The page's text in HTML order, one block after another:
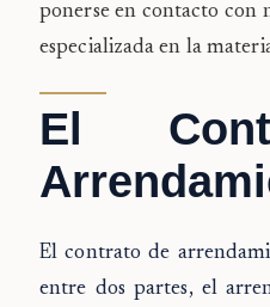
ponerse en contacto con
especializada en la
El
El contrato de
entre dos partes, el